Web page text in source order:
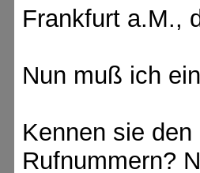
Frankfurt a.M.,
Nun muß ich
Kennen sie
Rufnummern?